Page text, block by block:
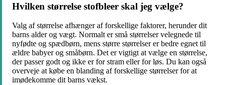
Hvilken størrelse stofbleer skal jeg vælge?
Valg af størrelse afhænger af forskellige faktorer, herunder dit
barns alder og vægt. Normalt er små størrelser velegnede til
nyfødte og spædbørn, mens større størrelser er bedre egnet til
ældre babyer og småbørn. Det er vigtigt at vælge en størrelse,
der passer godt og ikke er for stram eller for løs. Du kan også
overveje at købe en blanding af forskellige størrelser for at
imødekomme dit barns vækst.